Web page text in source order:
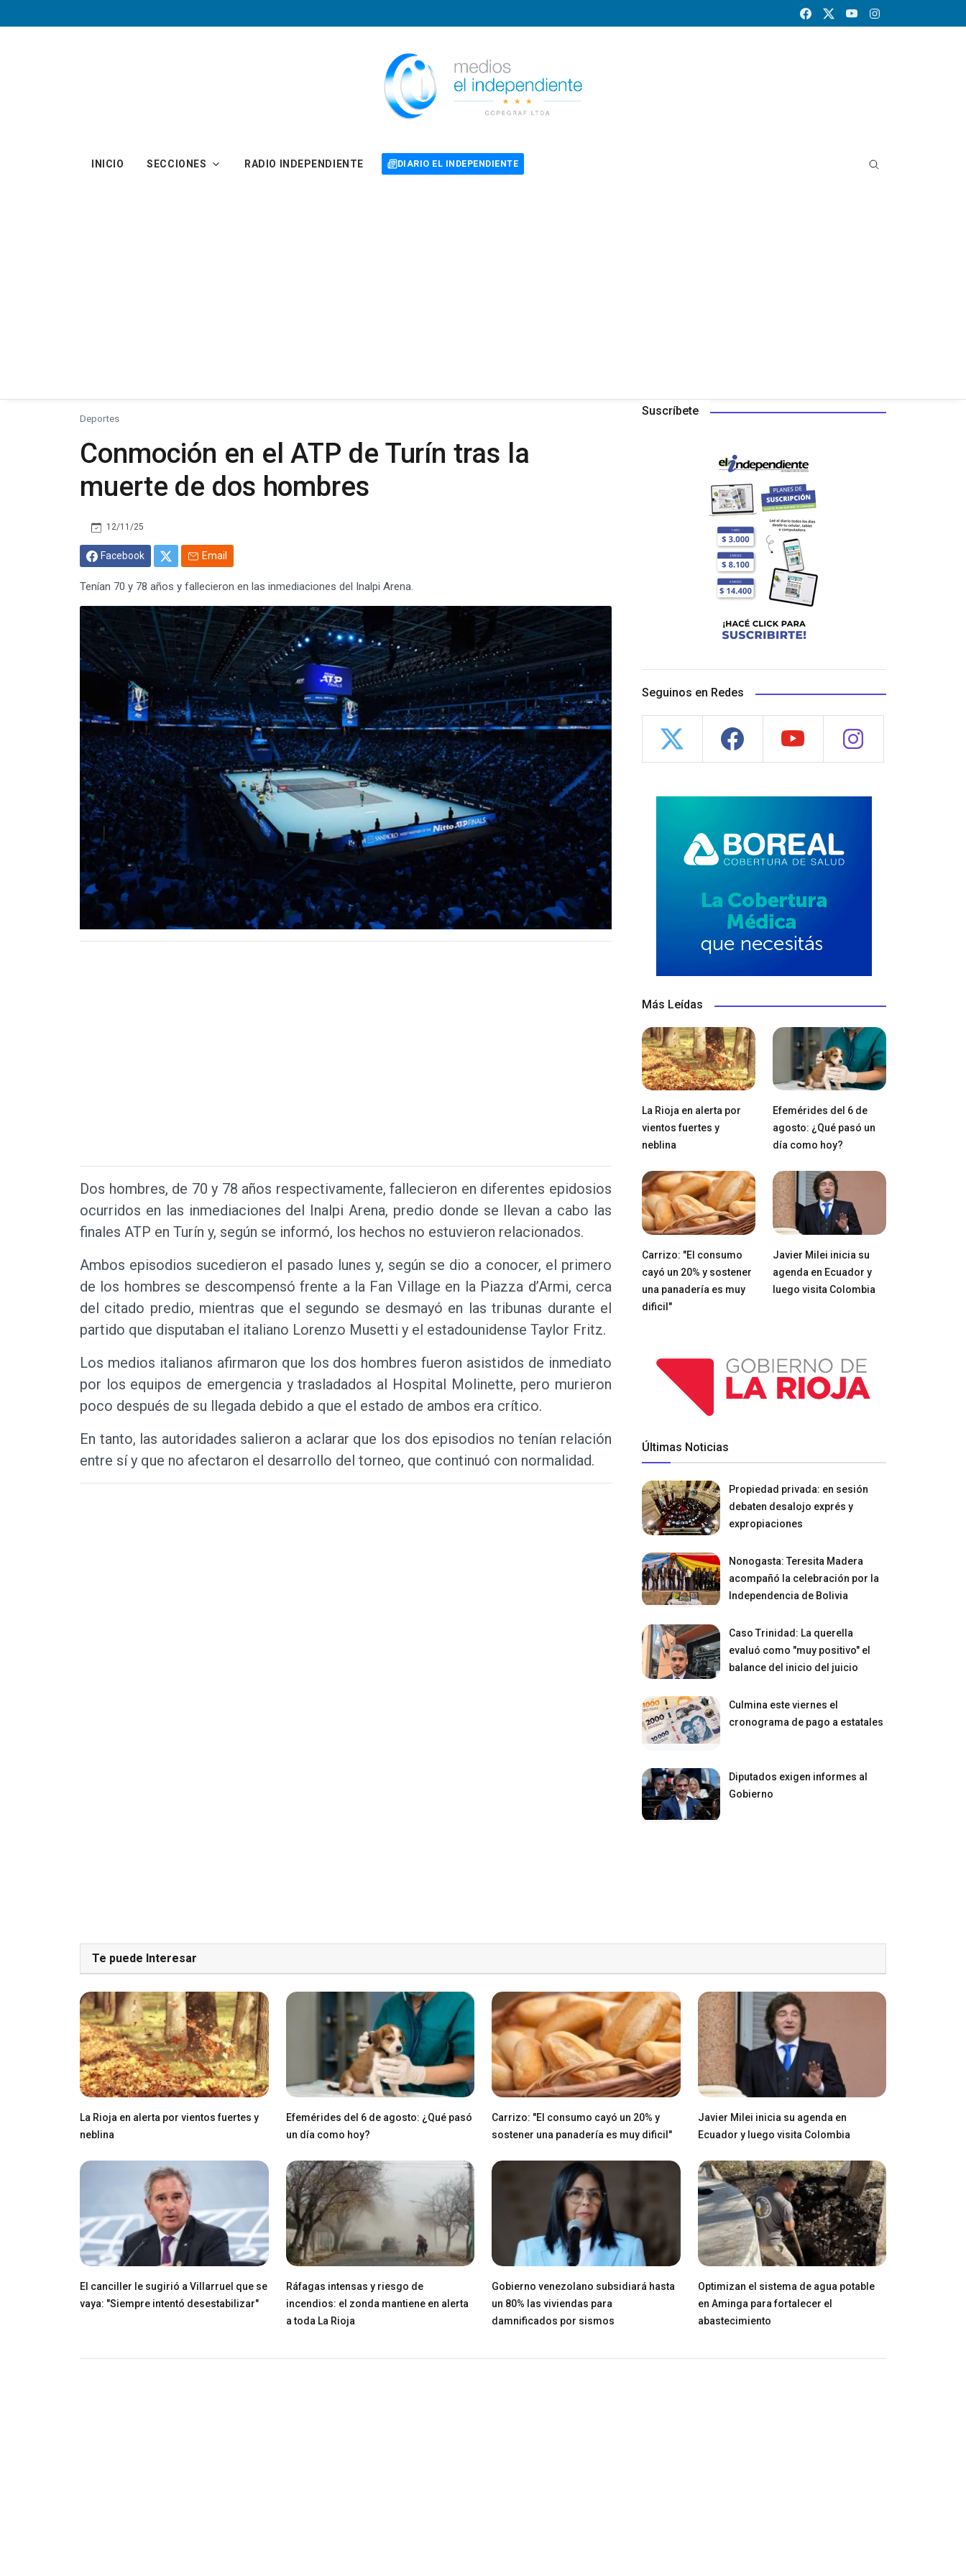
INICIO SECCIONES RADIO INDEPENDIENTE DIARIO EL INDEPENDIENTE
Deportes
Conmoción en el ATP de Turín tras la
muerte de dos hombres
12/11/25
Facebook Email
Tenían 70 y 78 años y fallecieron en las inmediaciones del Inalpi Arena.
Dos hombres, de 70 y 78 años respectivamente, fallecieron en diferentes epidosios
ocurridos en las inmediaciones del Inalpi Arena, predio donde se llevan a cabo las
finales ATP en Turín y, según se informó, los hechos no estuvieron relacionados.
Ambos episodios sucedieron el pasado lunes y, según se dio a conocer, el primero
de los hombres se descompensó frente a la Fan Village en la Piazza d’Armi, cerca
del citado predio, mientras que el segundo se desmayó en las tribunas durante el
partido que disputaban el italiano Lorenzo Musetti y el estadounidense Taylor Fritz.
Los medios italianos afirmaron que los dos hombres fueron asistidos de inmediato
por los equipos de emergencia y trasladados al Hospital Molinette, pero murieron
poco después de su llegada debido a que el estado de ambos era crítico.
En tanto, las autoridades salieron a aclarar que los dos episodios no tenían relación
entre sí y que no afectaron el desarrollo del torneo, que continuó con normalidad.
Suscríbete
Seguinos en Redes
Más Leídas
La Rioja en alerta por
vientos fuertes y
neblina
Efemérides del 6 de
agosto: ¿Qué pasó un
día como hoy?
Carrizo: "El consumo
cayó un 20% y sostener
una panadería es muy
dificil"
Javier Milei inicia su
agenda en Ecuador y
luego visita Colombia
Últimas Noticias
Propiedad privada: en sesión
debaten desalojo exprés y
expropiaciones
Nonogasta: Teresita Madera
acompañó la celebración por la
Independencia de Bolivia
Caso Trinidad: La querella
evaluó como "muy positivo" el
balance del inicio del juicio
Culmina este viernes el
cronograma de pago a estatales
Diputados exigen informes al
Gobierno
Te puede Interesar
La Rioja en alerta por vientos fuertes y
neblina
Efemérides del 6 de agosto: ¿Qué pasó
un día como hoy?
Carrizo: "El consumo cayó un 20% y
sostener una panadería es muy dificil"
Javier Milei inicia su agenda en
Ecuador y luego visita Colombia
El canciller le sugirió a Villarruel que se
vaya: "Siempre intentó desestabilizar"
Ráfagas intensas y riesgo de
incendios: el zonda mantiene en alerta
a toda La Rioja
Gobierno venezolano subsidiará hasta
un 80% las viviendas para
damnificados por sismos
Optimizan el sistema de agua potable
en Aminga para fortalecer el
abastecimiento